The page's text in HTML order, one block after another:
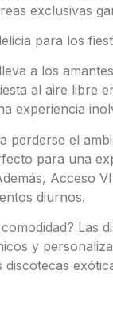
exclusivas
para los
a los
al aire libre
experiencia
perderse el
para una
Acceso
diurnos.
Las
y